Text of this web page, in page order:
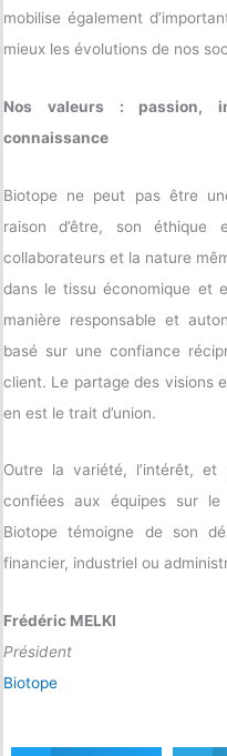
mobilise également
mieux les évolutions de nos
Nos valeurs : passion,
connaissance
Biotope ne peut pas être
raison d’être, son éthique
collaborateurs et la nature
dans le tissu économique et
manière responsable et
basé sur une confiance
client. Le partage des visions
en est le trait d’union.
Outre la variété, l’intérêt,
confiées aux équipes sur
Biotope témoigne de son
financier, industriel ou
Frédéric MELKI
Président
Biotope